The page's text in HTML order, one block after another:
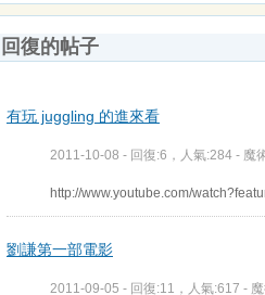
回復的帖子
有玩 juggling 的進來看
2011-10-08 - 回復:6，人氣:284 - 魔
http://www.youtube.com/
劉謙第一部電影
2011-09-05 - 回復:11，人氣:617 -